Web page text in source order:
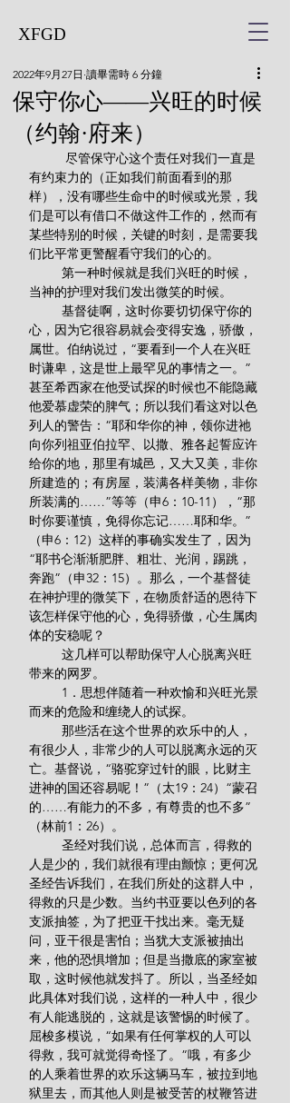
XFGD
保守你心——兴旺的时候
（约翰·府来）
2022年9月27日 讀畢需時 6 分鐘
有约束力的（正如我们前面看到的那
样），没有哪些生命中的时候或光景，我
们是可以有借口不做这件工作的，然而有
某些特别的时候，关键的时刻，是需要我
们比平常更警醒看守我们的心的。
当神的护理对我们发出微笑的时候。
心，因为它很容易就会变得安逸，骄傲，
属世。伯纳说过，“要看到一个人在兴旺
时谦卑，这是世上最罕见的事情之一。”
甚至希西家在他受试探的时候也不能隐藏
他爱慕虚荣的脾气；所以我们看这对以色
列人的警告：“耶和华你的神，领你进祂
向你列祖亚伯拉罕、以撒、雅各起誓应许
给你的地，那里有城邑，又大又美，非你
所建造的；有房屋，装满各样美物，非你
所装满的……”等等（申6：10-11），“那
时你要谨慎，免得你忘记……耶和华。”
（申6：12）这样的事确实发生了，因为
“耶书仑渐渐肥胖、粗壮、光润，踢跳，
奔跑”（申32：15）。那么，一个基督徒
在神护理的微笑下，在物质舒适的恩待下
该怎样保守他的心，免得骄傲，心生属肉
体的安稳呢？
带来的网罗。
而来的危险和缠绕人的试探。
有很少人，非常少的人可以脱离永远的灭
亡。基督说，“骆驼穿过针的眼，比财主
进神的国还容易呢！”（太19：24）“蒙召
的……有能力的不多，有尊贵的也不多”
（林前1：26）。
人是少的，我们就很有理由颤惊；更何况
圣经告诉我们，在我们所处的这群人中，
得救的只是少数。当约书亚要以色列的各
支派抽签，为了把亚干找出来。毫无疑
问，亚干很是害怕；当犹大支派被抽出
来，他的恐惧增加；但是当撒底的家室被
取，这时候他就发抖了。所以，当圣经如
此具体对我们说，这样的一种人中，很少
有人能逃脱的，这就是该警惕的时候了。
屈梭多模说，“如果有任何掌权的人可以
得救，我可就觉得奇怪了。”哦，有多少
的人乘着世界的欢乐这辆马车，被拉到地
狱里去，而其他人则是被受苦的杖鞭笞进